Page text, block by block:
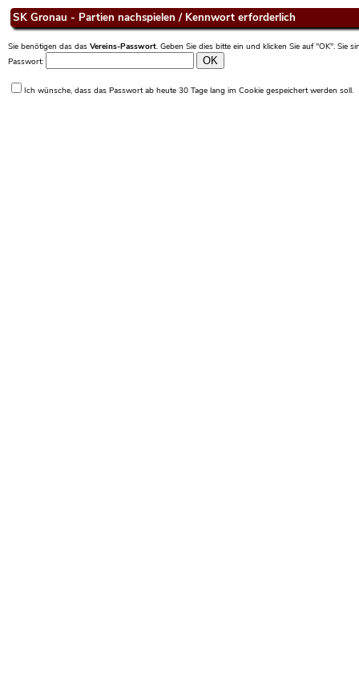
SK Gronau - Partien nachspielen / Kennwort erforderlich
Sie benötigen das das Vereins-Passwort. Geben Sie dies bitte ein und klicken Sie auf "OK". Sie
Passwort:
Ich wünsche, dass das Passwort ab heute 30 Tage lang im Cookie gespeichert werden soll.